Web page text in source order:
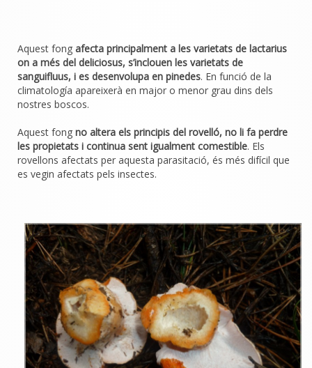
Aquest fong afecta principalment a les varietats de lactarius
on a més del deliciosus, s’inclouen les varietats de
sanguifluus, i es desenvolupa en pinedes. En funció de la
climatología apareixerà en major o menor grau dins dels
nostres boscos.
Aquest fong no altera els principis del rovelló, no li fa perdre
les propietats i continua sent igualment comestible. Els
rovellons afectats per aquesta parasitació, és més difícil que
es vegin afectats pels insectes.